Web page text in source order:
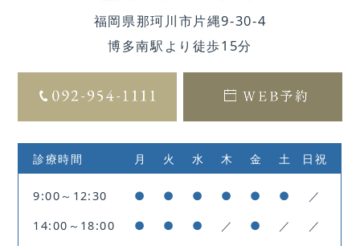
福岡県那珂川市片縄9-30-4
博多南駅より徒歩15分
診療時間 月 火 水 木 金 土 日祝
9:00～12:30 ● ● ● ● ● ●
／
14:00～18:00
● ● ● ／ ● ／ ／